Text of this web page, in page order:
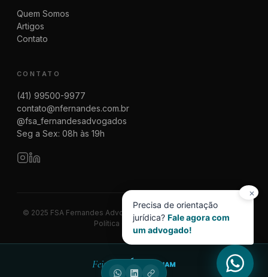
✕
Precisa de orientação
jurídica? Fale agora com
um advogado!
Quem Somos
Artigos
Contato
CONTATO
(41) 99500-9977
contato@nfernandes.com.br
@fsa_fernandesadvogados
Seg a Sex: 08h às 19h
© 2025 FSA Fernandes Advogados | CNPJ 08.014.774/0001-83
Política de Privacidade
Feito por